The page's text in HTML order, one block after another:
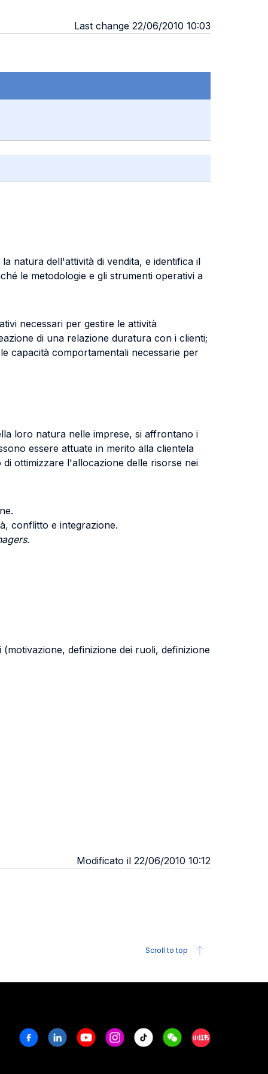
Last change 22/06/2010 10:03
natura dell'attività di vendita, e identifica il
le metodologie e gli strumenti operativi a
necessari per gestire le attività
di una relazione duratura con i clienti;
capacità comportamentali necessarie per
loro natura nelle imprese, si affrontano i
essere attuate in merito alla clientela
ottimizzare l'allocazione delle risorse nei
conflitto e integrazione.
definizione dei ruoli, definizione
Modificato il 22/06/2010 10:12
Scroll to top
FacebookLinkedinYoutubeInstagram
Tiktok WeechatXiaohongshu/